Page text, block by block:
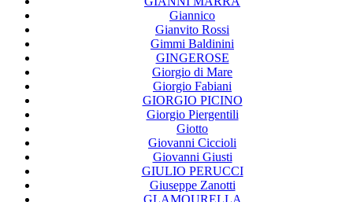
Giannico
Gianvito Rossi
Gimmi Baldinini
GINGEROSE
Giorgio di Mare
Giorgio Fabiani
GIORGIO PICINO
Giorgio Piergentili
Giotto
Giovanni Ciccioli
Giovanni Giusti
GIULIO PERUCCI
Giuseppe Zanotti
GLAMOURELLA